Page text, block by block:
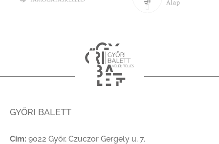
GYŐRI BALETT
Cím: 9022 Győr, Czuczor Gergely u. 7.